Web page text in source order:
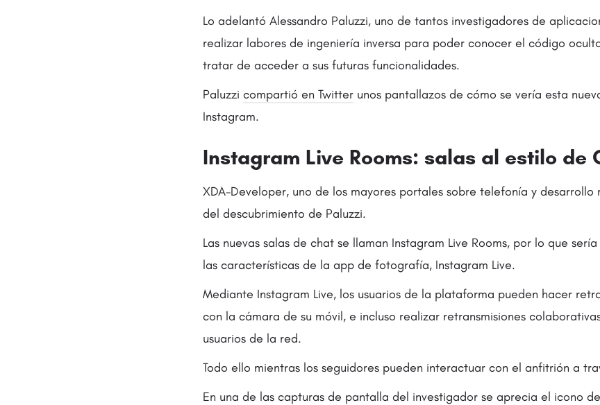
Lo adelantó Alessandro Paluzzi, uno de tantos investigadores de
realizar labores de ingeniería inversa para poder conocer el código
tratar de acceder a sus futuras funcionalidades.
Paluzzi compartió en Twitter unos pantallazos de cómo se vería esta
Instagram.
Instagram Live Rooms: salas al estilo de
XDA-Developer, uno de los mayores portales sobre telefonía y desarrollo
del descubrimiento de Paluzzi.
Las nuevas salas de chat se llaman Instagram Live Rooms, por lo que
las características de la app de fotografía, Instagram Live.
Mediante Instagram Live, los usuarios de la plataforma pueden hacer
con la cámara de su móvil, e incluso realizar retransmisiones
usuarios de la red.
Todo ello mientras los seguidores pueden interactuar con el anfitrión a
En una de las capturas de pantalla del investigador se aprecia el icono